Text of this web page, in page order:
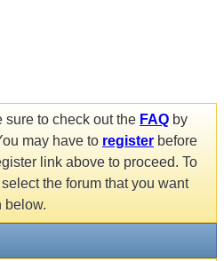
sure to check out the FAQ by
may have to register before
link above to proceed. To
the forum that you want
below.